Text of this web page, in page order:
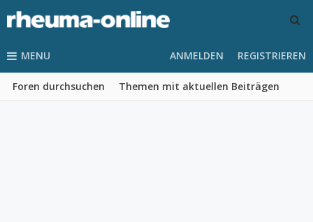
MENU
Foren durchsuchen Themen mit aktuellen Beiträgen
ANMELDEN REGISTRIEREN